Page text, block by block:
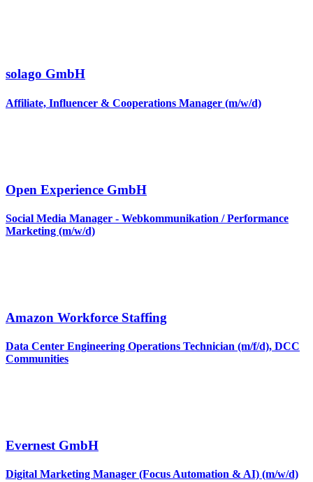
solago GmbH
Affiliate, Influencer & Cooperations Manager (m/w/d)
Open Experience GmbH
Social Media Manager - Webkommunikation / Performance
Marketing (m/w/d)
Amazon Workforce Staffing
Data Center Engineering Operations Technician (m/f/d), DCC
Communities
Evernest GmbH
Digital Marketing Manager (Focus Automation & AI) (m/w/d)